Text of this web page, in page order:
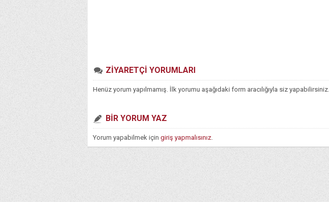
ZİYARETÇİ YORUMLARI
Henüz yorum yapılmamış. İlk yorumu aşağıdaki form aracılığıyla siz yapabilirsiniz.
BİR YORUM YAZ
Yorum yapabilmek için giriş yapmalısınız.